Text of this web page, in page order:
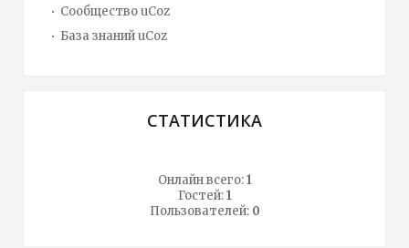
Сообщество uCoz
База знаний uCoz
СТАТИСТИКА
Онлайн всего:1
Гостей:1
Пользователей: 0